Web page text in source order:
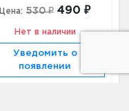
Цена: 530 ₽ 490 ₽
Нет в наличии
Уведомить о
появлении